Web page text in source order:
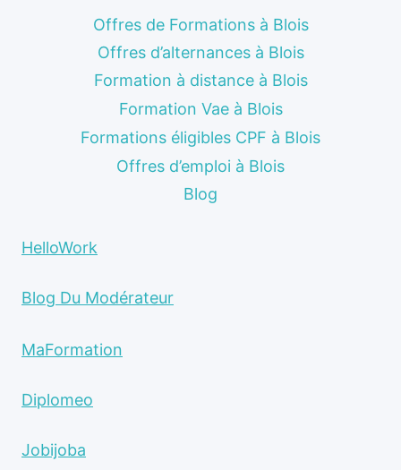
Offres de Formations à Blois
Offres d’alternances à Blois
Formation à distance à Blois
Formation Vae à Blois
Formations éligibles CPF à Blois
Offres d’emploi à Blois
Blog
HelloWork
Blog Du Modérateur
MaFormation
Diplomeo
Jobijoba